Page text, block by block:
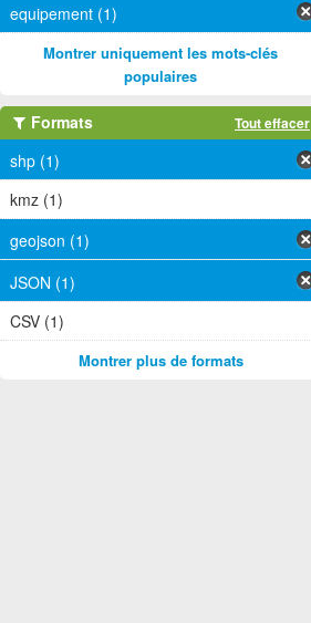
equipement (1)
Montrer uniquement les mots-clés
populaires
Formats Tout effacer
shp (1)
kmz (1)
geojson (1)
JSON (1)
CSV (1)
Montrer plus de formats